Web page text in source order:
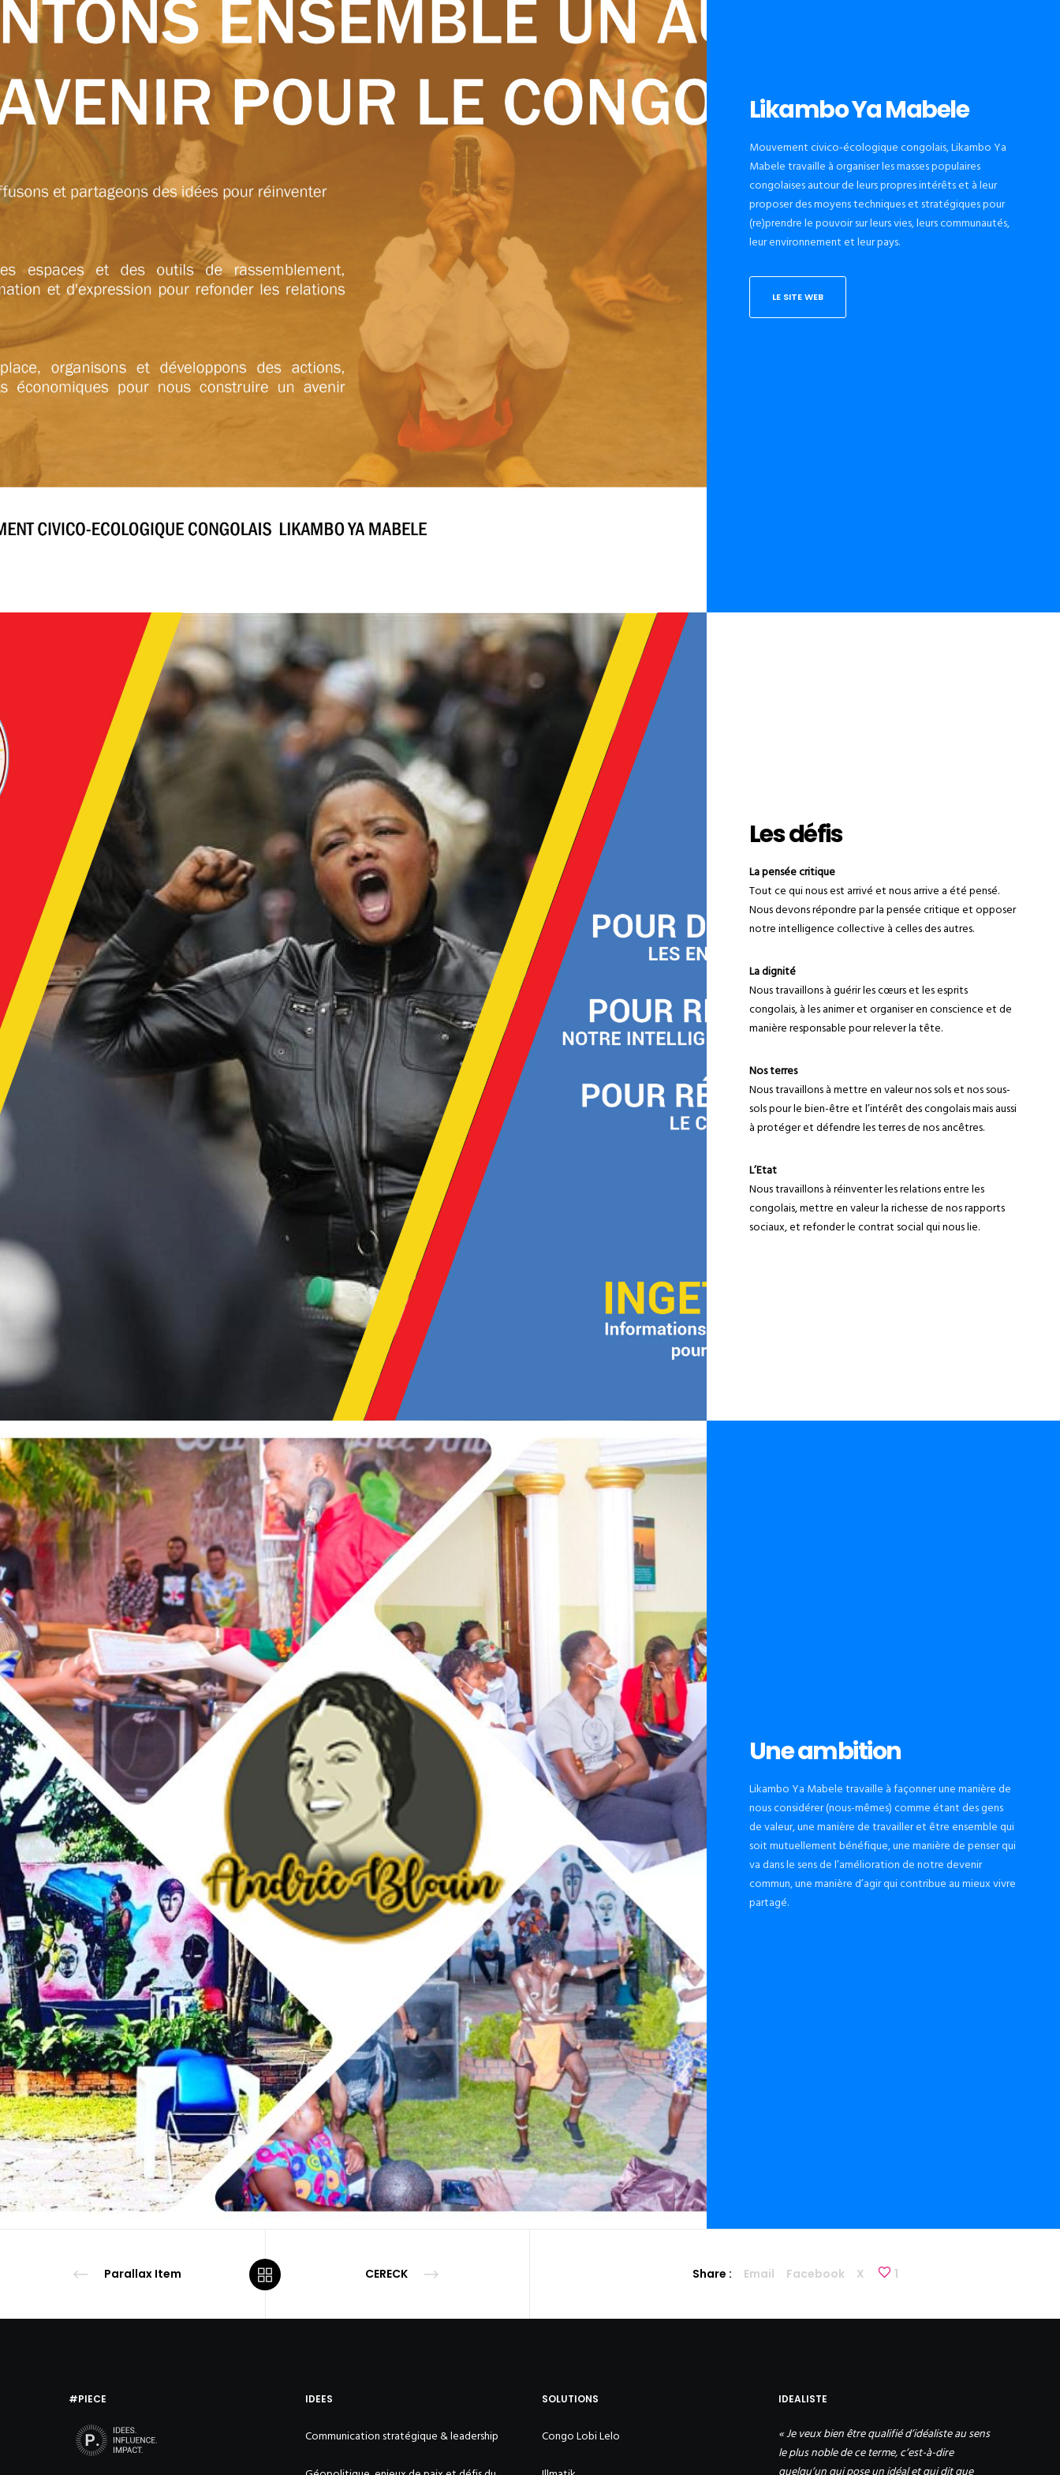
Likambo Ya Mabele
Mouvement civico-écologique congolais, Likambo Ya
Mabele travaille à organiser les masses populaires
congolaises autour de leurs propres intérêts et à leur
proposer des moyens techniques et stratégiques pour
(re)prendre le pouvoir sur leurs vies, leurs communautés,
leur environnement et leur pays.
LE SITE WEB
Les défis
La pensée critique
Tout ce qui nous est arrivé et nous arrive a été pensé.
Nous devons répondre par la pensée critique et opposer
notre intelligence collective à celles des autres.
La dignité
Nous travaillons à guérir les cœurs et les esprits
congolais, à les animer et organiser en conscience et de
manière responsable pour relever la tête.
Nos terres
Nous travaillons à mettre en valeur nos sols et nos sous-
sols pour le bien-être et l’intérêt des congolais mais aussi
à protéger et défendre les terres de nos ancêtres.
L’Etat
Nous travaillons à réinventer les relations entre les
congolais, mettre en valeur la richesse de nos rapports
sociaux, et refonder le contrat social qui nous lie.
Une ambition
Likambo Ya Mabele travaille à façonner une manière de
nous considérer (nous-mêmes) comme étant des gens
de valeur, une manière de travailler et être ensemble qui
soit mutuellement bénéfique, une manière de penser qui
va dans le sens de l’amélioration de notre devenir
commun, une manière d’agir qui contribue au mieux vivre
partagé.
Parallax Item CERECK Share : Email Facebook X 1
#PIECE IDEES
Communication stratégique & leadership
SOLUTIONS
Congo Lobi Lelo
IDEALISTE
« Je veux bien être qualifié d’idéaliste au sens
le plus noble de ce terme, c’est-à-dire